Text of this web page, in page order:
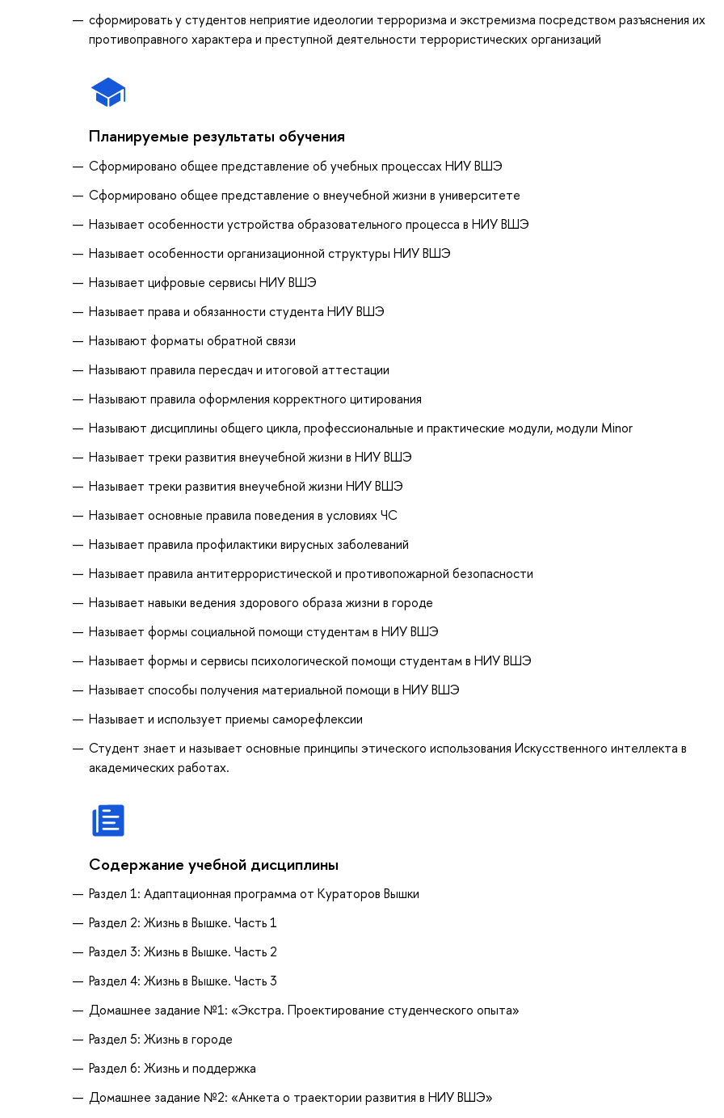
сформировать у студентов неприятие идеологии терроризма и экстремизма посредством разъяснения их
противоправного характера и преступной деятельности террористических организаций
Планируемые результаты обучения
Сформировано общее представление об учебных процессах НИУ ВШЭ
Сформировано общее представление о внеучебной жизни в университете
Называет особенности устройства образовательного процесса в НИУ ВШЭ
Называет особенности организационной структуры НИУ ВШЭ
Называет цифровые сервисы НИУ ВШЭ
Называет права и обязанности студента НИУ ВШЭ
Называют форматы обратной связи
Называют правила пересдач и итоговой аттестации
Называют правила оформления корректного цитирования
Называют дисциплины общего цикла, профессиональные и практические модули, модули Minor
Называет треки развития внеучебной жизни в НИУ ВШЭ
Называет треки развития внеучебной жизни НИУ ВШЭ
Называет основные правила поведения в условиях ЧС
Называет правила профилактики вирусных заболеваний
Называет правила антитеррористической и противопожарной безопасности
Называет навыки ведения здорового образа жизни в городе
Называет формы социальной помощи студентам в НИУ ВШЭ
Называет формы и сервисы психологической помощи студентам в НИУ ВШЭ
Называет способы получения материальной помощи в НИУ ВШЭ
Называет и использует приемы саморефлексии
Студент знает и называет основные принципы этического использования Искусственного интеллекта в
академических работах.
Содержание учебной дисциплины
Раздел 1: Адаптационная программа от Кураторов Вышки
Раздел 2: Жизнь в Вышке. Часть 1
Раздел 3: Жизнь в Вышке. Часть 2
Раздел 4: Жизнь в Вышке. Часть 3
Домашнее задание №1: «Экстра. Проектирование студенческого опыта»
Раздел 5: Жизнь в городе
Раздел 6: Жизнь и поддержка
Домашнее задание №2: «Анкета о траектории развития в НИУ ВШЭ»